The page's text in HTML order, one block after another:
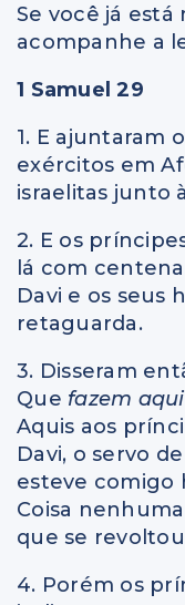
Se você já está
acompanhe a
1 Samuel 29
1. E ajuntaram
exércitos em
israelitas junto
2. E os
lá com
Davi e os seus
retaguarda.
3. Disseram
Que fazem aqui
Aquis aos
Davi, o servo
esteve comigo
Coisa
que se
4. Porém os